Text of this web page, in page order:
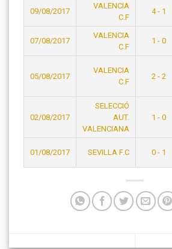
09/08/2017
VALENCIA
C.F
4 - 1
07/08/2017
VALENCIA
C.F
1 - 0
05/08/2017
VALENCIA
C.F
2 - 2
02/08/2017
SELECCIÓ
AUT.
VALENCIANA
1 - 0
01/08/2017 SEVILLA F.C 0 - 1